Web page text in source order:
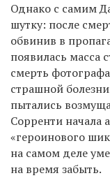
Однако с самим
шутку: после
обвинив в
появилась масса
смерть
страшной
пытались
Сорренти начала
«героинового
на самом деле
на время забыть.